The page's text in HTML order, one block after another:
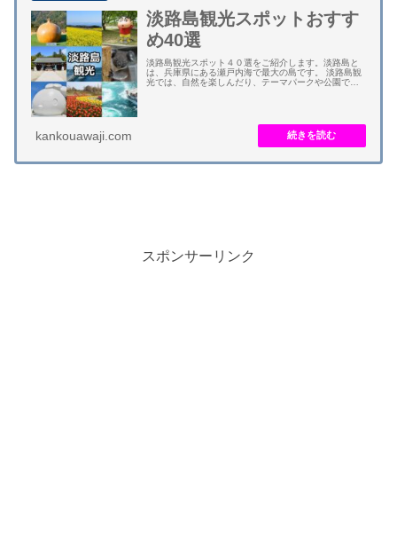
淡路島観光スポットおすす
め40選
淡路島観光スポット４０選をご紹介します。淡路島と
は、兵庫県にある瀬戸内海で最大の島です。 淡路島観
光では、自然を楽しんだり、テーマパークや公園で遊
kankouawaji.com
スポンサーリンク